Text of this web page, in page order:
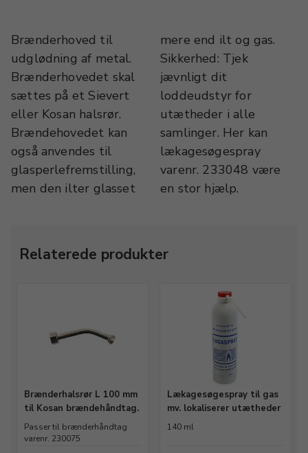
Brænderhoved til
udglødning af metal.
Brænderhovedet skal
sættes på et Sievert
eller Kosan halsrør.
Brændehovedet kan
også anvendes til
glasperlefremstilling,
men den ilter glasset
mere end ilt og gas.
Sikkerhed: Tjek
jævnligt dit
loddeudstyr for
utætheder i alle
samlinger. Her kan
lækagesøgespray
varenr. 233048 være
en stor hjælp.
Relaterede produkter
Brænderhalsrør L 100 mm
til Kosan brændehåndtag.
Passer til brænderhåndtag
varenr. 230075
Lækagesøgespray til gas
mv. lokaliserer utætheder
140 ml